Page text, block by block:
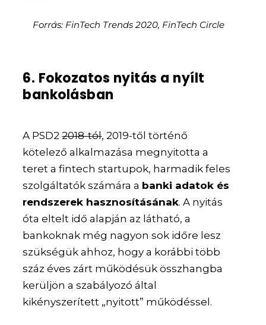
Forrás: FinTech Trends 2020, FinTech Circle
6. Fokozatos nyitás a nyílt
bankolásban
A PSD22018-tól, 2019-től történő
kötelező alkalmazása megnyitotta a
teret a fintech startupok, harmadik feles
szolgáltatók számára a banki adatok és
rendszerek hasznosításának. A nyitás
óta eltelt idő alapján az látható, a
bankoknak még nagyon sok időre lesz
szükségük ahhoz, hogy a korábbi több
száz éves zárt működésük összhangba
kerüljön a szabályozó által
kikényszerített „nyitott” működéssel.